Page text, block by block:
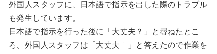
外国人スタッフに、日本語で指示を出した際のトラブル
も発生しています。
日本語で指示を行った後に「大丈夫？」と尋ねたとこ
ろ、外国人スタッフは「大丈夫！」と答えたので作業を